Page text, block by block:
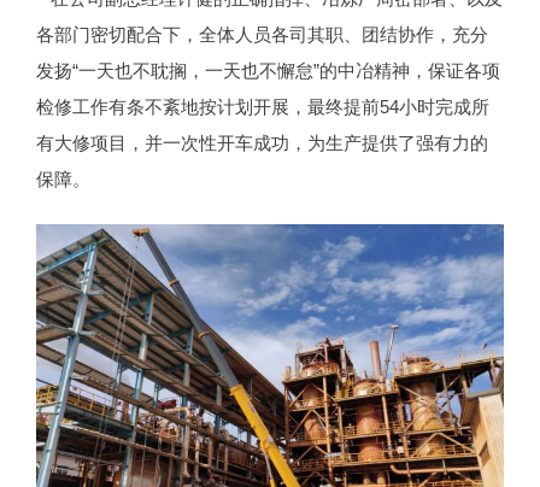
各部门密切配合下，全体人员各司其职、团结协作，充分
发扬“一天也不耽搁，一天也不懈怠”的中冶精神，保证各项
检修工作有条不紊地按计划开展，最终提前54小时完成所
有大修项目，并一次性开车成功，为生产提供了强有力的
保障。